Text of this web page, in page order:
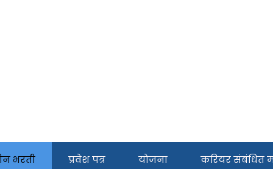
भरती प्रवेश पत्र योजना करियर संबंधित